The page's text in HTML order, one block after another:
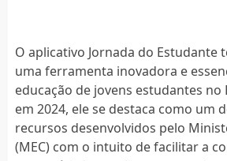
O aplicativo Jornada do Estudante
uma ferramenta inovadora e
educação de jovens estudantes no
em 2024, ele se destaca como um
recursos desenvolvidos pelo
(MEC) com o intuito de facilitar a